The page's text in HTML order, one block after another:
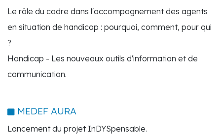
Le rôle du cadre dans l'accompagnement des agents
en situation de handicap : pourquoi, comment, pour qui
?
Handicap - Les nouveaux outils d'information et de
communication.
MEDEF AURA
Lancement du projet InDYSpensable.